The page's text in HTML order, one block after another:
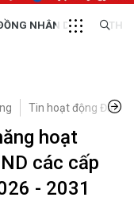
NHÂN DÂN
Tin hoạt động Đảng,
hoạt
các cấp
- 2031